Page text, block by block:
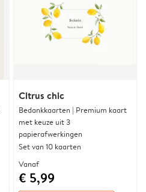
Citrus chic
Bedankkaarten | Premium kaart
met keuze uit 3
papierafwerkingen
Set van 10 kaarten
Vanaf
€ 5,99